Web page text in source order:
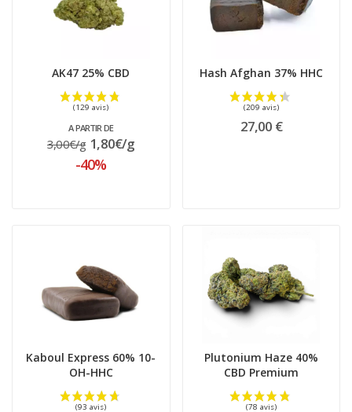
(138 avis)
AK47 25% CBD
A PARTIR DE
3,00€/g 1,80€/g
-40%
Hash Afghan 37% HHC
27,00 €
Kaboul Express 60% 10-
OH-HHC
Plutonium Haze 40%
CBD Premium